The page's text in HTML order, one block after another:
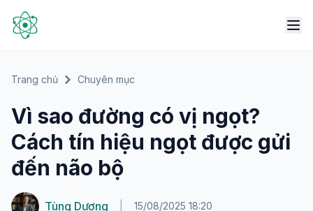
Trang chủ Chuyên mục
Vì sao đường có vị ngọt?
Cách tín hiệu ngọt được gửi
đến não bộ
Tùng Dương 15/08/2025 18:20